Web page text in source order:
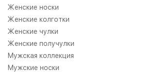
Женские носки
Женские колготки
Женские чулки
Женские получулки
Мужская коллекция
Мужские носки